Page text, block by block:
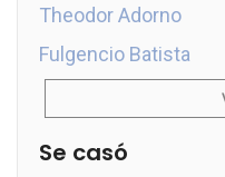
Theodor Adorno
Fulgencio Batista
Se casó